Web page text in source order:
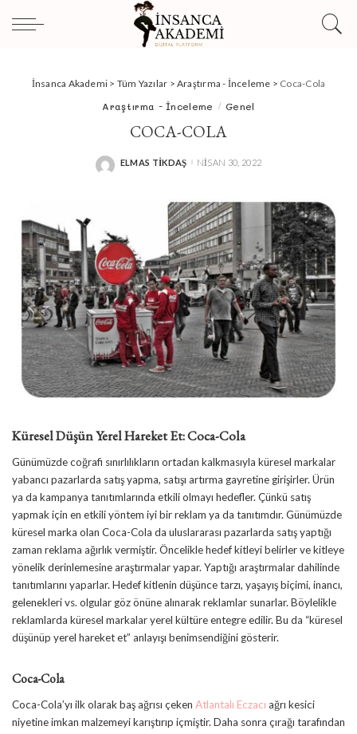
İnsanca Akademi > Tüm Yazılar > Araştırma - İnceleme > Coca-Cola
Araştırma - İnceleme Genel
COCA-COLA
POSTED
ELMAS TIKDAŞ NISAN 30, 2022
Küresel Düşün Yerel Hareket Et: Coca-Cola
Günümüzde coğrafi sınırlılıkların ortadan kalkmasıyla küresel markalar
yabancı pazarlarda satış yapma, satışı artırma gayretine girişirler. Ürün
ya da kampanya tanıtımlarında etkili olmayı hedefler. Çünkü satış
yapmak için en etkili yöntem iyi bir reklam ya da tanıtımdır. Günümüzde
küresel marka olan Coca-Cola da uluslararası pazarlarda satış yaptığı
zaman reklama ağırlık vermiştir. Öncelikle hedef kitleyi belirler ve kitleye
yönelik derinlemesine araştırmalar yapar. Yaptığı araştırmalar dahilinde
tanıtımlarını yaparlar. Hedef kitlenin düşünce tarzı, yaşayış biçimi, inancı,
gelenekleri vs. olgular göz önüne alınarak reklamlar sunarlar. Böylelikle
reklamlarda küresel markalar yerel kültüre entegre edilir. Bu da “küresel
düşünüp yerel hareket et” anlayışı benimsendiğini gösterir.
Coca-Cola
Coca-Cola’yı ilk olarak baş ağrısı çeken Atlantalı Eczacı ağrı kesici
niyetine imkan malzemeyi karıştırıp içmiştir. Daha sonra çırağı tarafından